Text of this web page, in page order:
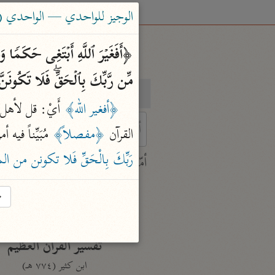
بحث
characters for results.
أمّهات
جامع البيان
تفسير القرآن العظيم
ابن كثير (٧٧٤ هـ)
الوجيز للواحدي — الواحدي (٤٦٨
مِّن رَّبِّكَ بِٱلۡحَقِّۖ فَلَا
﴿أفغير الله﴾ أَيْ: قل لأهل
القرآن ﴿مفصلاً﴾ مُبَيِّناً فيه
رَبِّكَ بِالْحَقِّ فَلا تكونن من